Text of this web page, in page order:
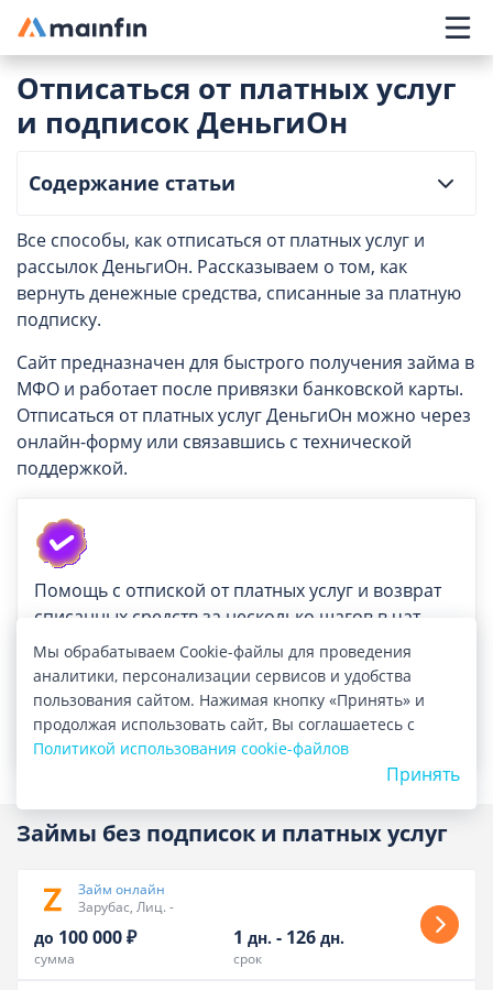
Главное меню
Отписаться от платных услуг
и подписок ДеньгиОн
Содержание статьи
Все способы, как отписаться от платных услуг и
рассылок ДеньгиОн. Рассказываем о том, как
вернуть денежные средства, списанные за платную
подписку.
Сайт предназначен для быстрого получения займа в
МФО и работает после привязки банковской карты.
Отписаться от платных услуг ДеньгиОн можно через
онлайн-форму или связавшись с технической
поддержкой.
Помощь с отпиской от платных услуг и возврат
списанных средств за несколько шагов в чат-
боте.
Отписаться в MAX
Отписаться в ТГ
Займы без подписок и платных услуг
Займ онлайн
Зарубас, Лиц. -
до 100 000 ₽
сумма
1 дн.- 126дн.
срок
Мы обрабатываем Cookie-файлы для проведения
аналитики, персонализации сервисов и удобства
пользования сайтом. Нажимая кнопку «Принять» и
продолжая использовать сайт, Вы соглашаетесь с
Политикой использования cookie-файлов
Принять